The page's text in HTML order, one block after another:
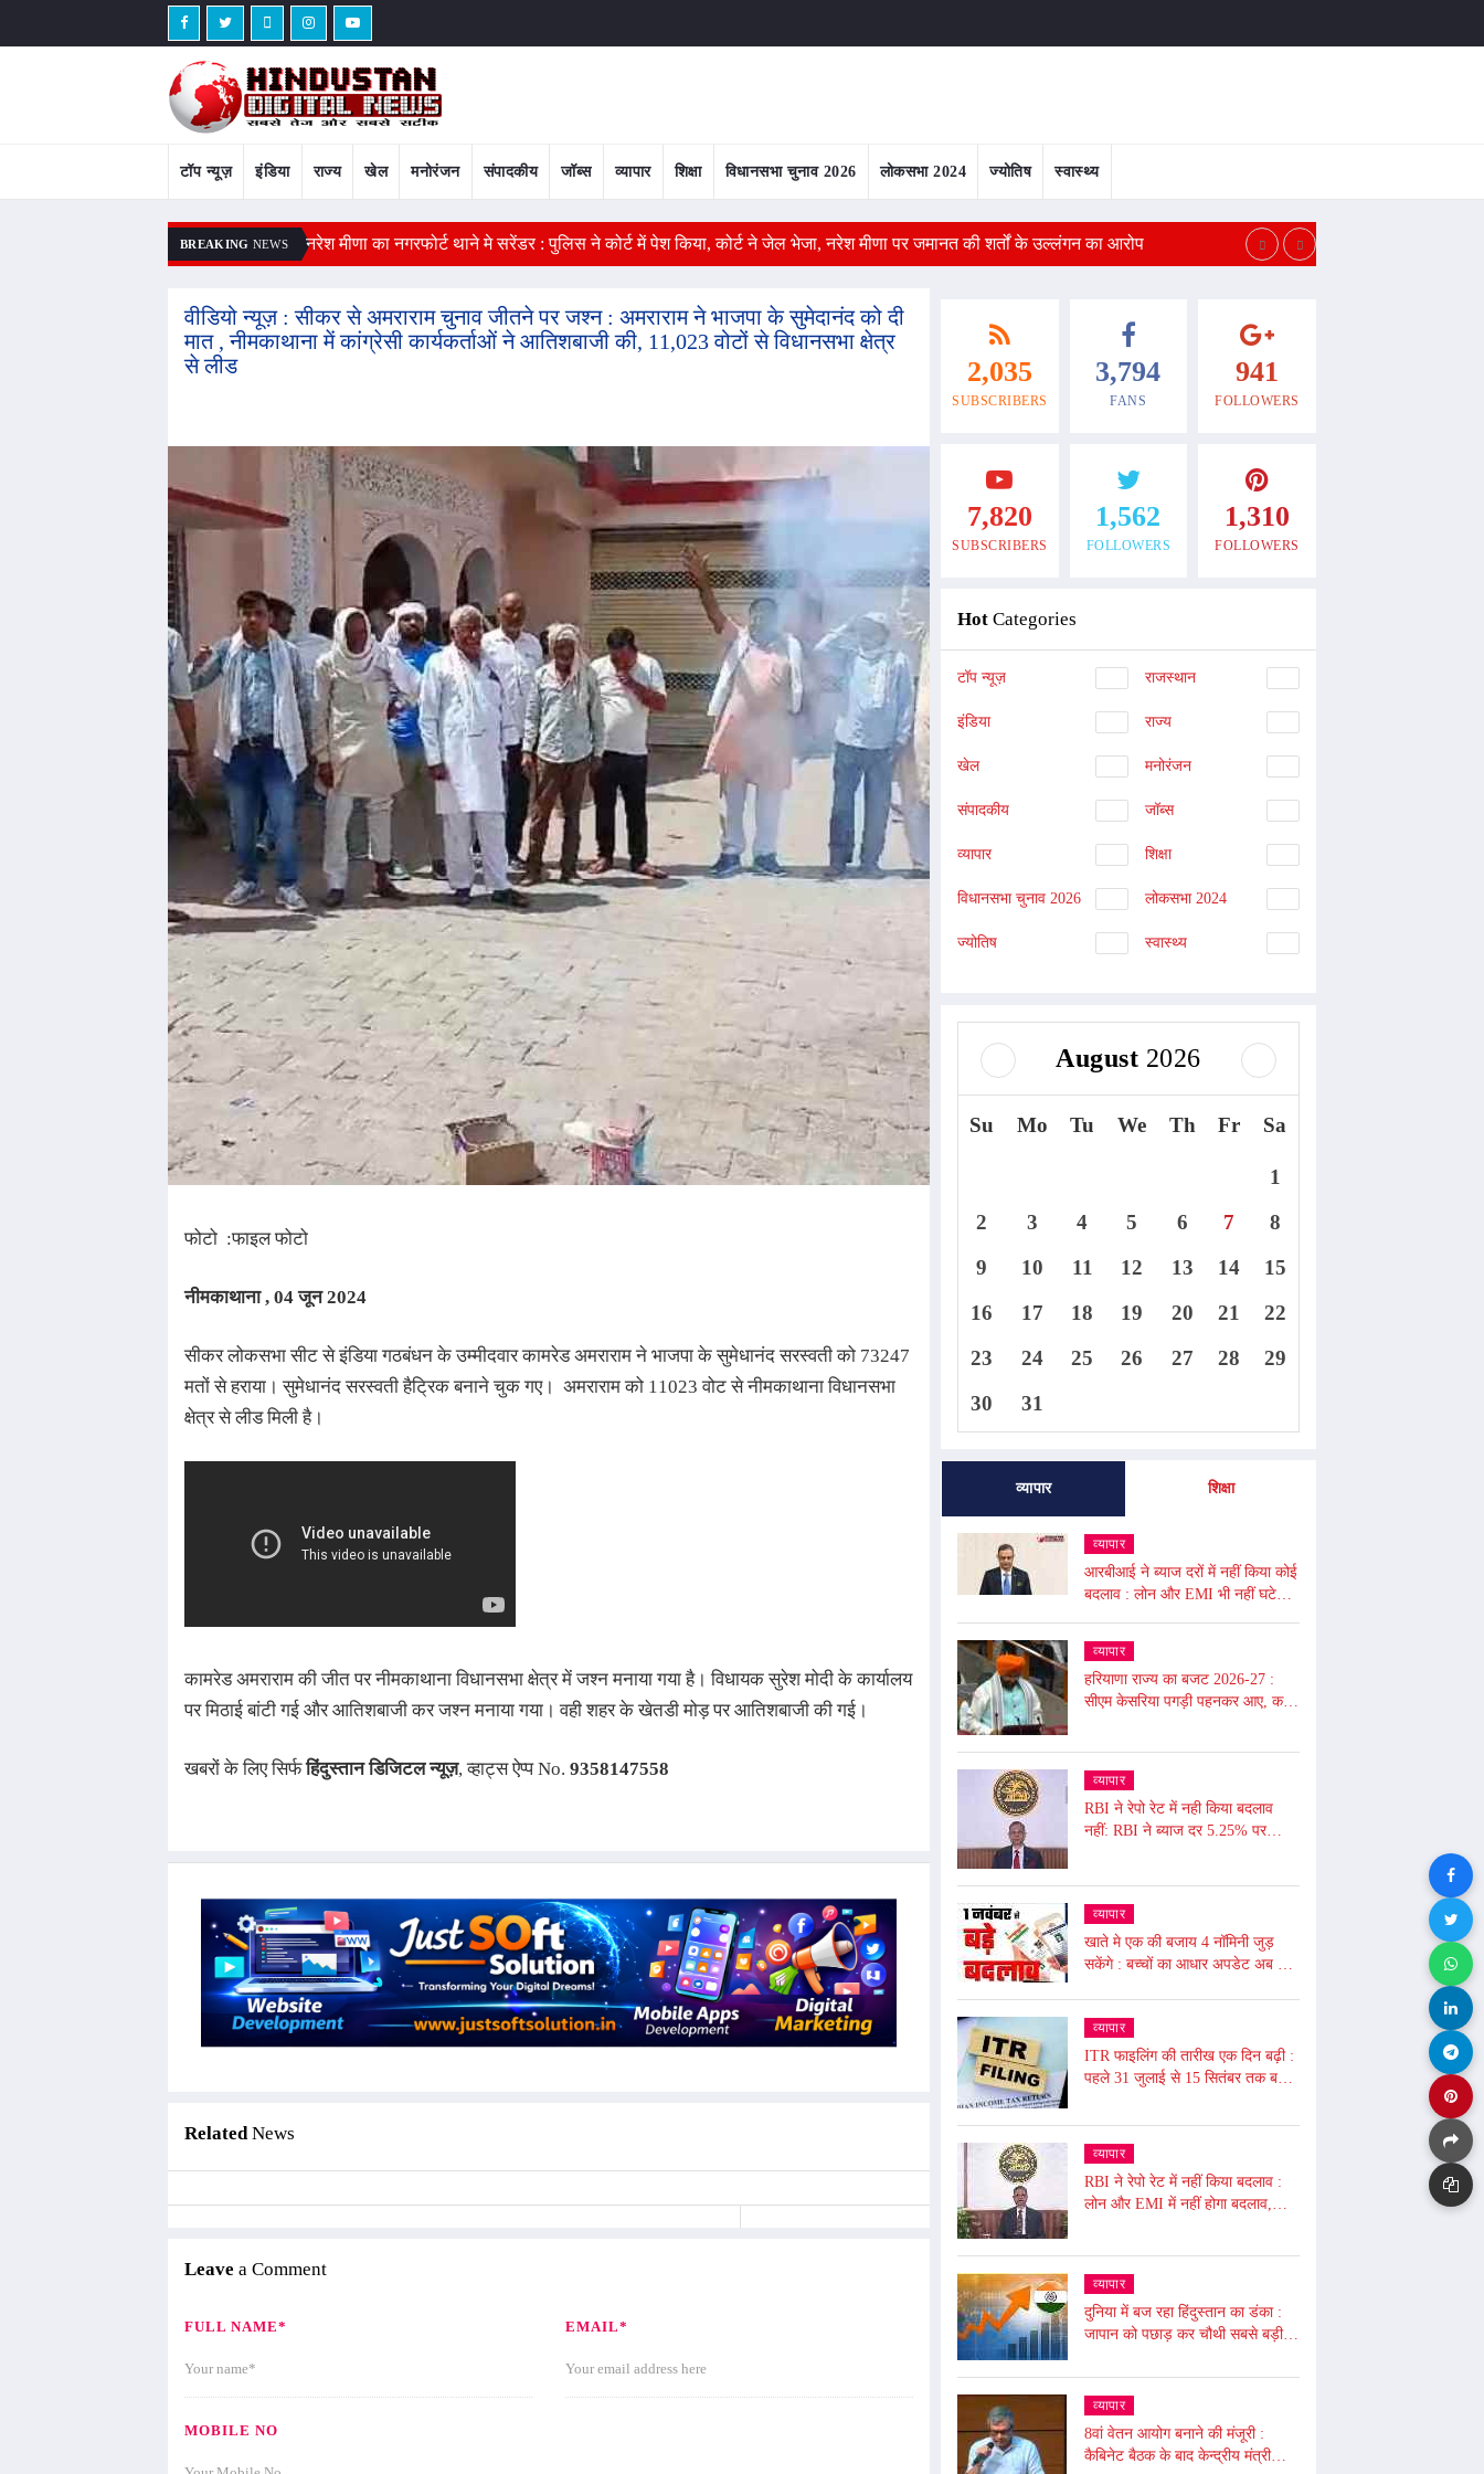
टॉप न्यूज़ इंडिया राज्य खेल मनोरंजन संपादकीय जॉब्स व्यापार शिक्षा विधानसभा चुनाव 2026 लोकसभा 2024 ज्योतिष स्वास्थ्य
BREAKING NEWS नरेश मीणा का नगरफोर्ट थाने मे सरेंडर : पुलिस ने कोर्ट में पेश किया, कोर्ट ने जेल भेजा, नरेश मीणा पर जमानत की शर्तों के उल्लंगन का आरोप
वीडियो न्यूज़ : सीकर से अमराराम चुनाव जीतने पर जश्न : अमराराम ने भाजपा के सुमेदानंद को दी
मात , नीमकाथाना में कांग्रेसी कार्यकर्ताओं ने आतिशबाजी की, 11,023 वोटों से विधानसभा क्षेत्र
से लीड
फोटो :फाइल फोटो
नीमकाथाना , 04 जून 2024
सीकर लोकसभा सीट से इंडिया गठबंधन के उम्मीदवार कामरेड अमराराम ने भाजपा के सुमेधानंद सरस्वती को 73247
मतों से हराया। सुमेधानंद सरस्वती हैट्रिक बनाने चुक गए।  अमराराम को 11023 वोट से नीमकाथाना विधानसभा
क्षेत्र से लीड मिली है।
कामरेड अमराराम की जीत पर नीमकाथाना विधानसभा क्षेत्र में जश्न मनाया गया है। विधायक सुरेश मोदी के कार्यालय
पर मिठाई बांटी गई और आतिशबाजी कर जश्न मनाया गया। वही शहर के खेतडी मोड़ पर आतिशबाजी की गई।
खबरों के लिए सिर्फहिंदुस्तान डिजिटल न्यूज़, व्हाट्स ऐप्प No. 9358147558
Related News
Leave a Comment
FULL NAME* EMAIL*
MOBILE NO
2,035
SUBSCRIBERS
3,794
FANS
941
FOLLOWERS
7,820
SUBSCRIBERS
1,562
FOLLOWERS
1,310
FOLLOWERS
Hot Categories
टॉप न्यूज़ राजस्थान
इंडिया राज्य
खेल मनोरंजन
संपादकीय जॉब्स
व्यापार शिक्षा
विधानसभा चुनाव 2026 लोकसभा 2024
ज्योतिष स्वास्थ्य
August 2026
Su Mo Tu We Th Fr Sa
1
2
3 4 5 6 7
8
9
10 11 12 13 14
15
16
17 18 19 20 21
22
23
24 25 26 27 28
29
30
31
व्यापार शिक्षा
व्यापार
आरबीआई ने ब्याज दरों में नहीं किया कोई
बदलाव : लोन और EMI भी नहीं घटेगी,
बाजार में उथल-पुथल के चलते महंगाई
बढ़ी
व्यापार
हरियाणा राज्य का बजट 2026-27 :
सीएम केसरिया पगड़ी पहनकर आए, कहा
व्यापार
RBI ने रेपो रेट में नही किया बदलाव
नहीं: RBI ने ब्याज दर 5.25% पर
व्यापार
खाते मे एक की बजाय 4 नॉमिनी जुड़
सकेंगे : बच्चों का आधार अपडेट अब होगा
व्यापार
ITR फाइलिंग की तारीख एक दिन बढ़ी :
पहले 31 जुलाई से 15 सितंबर तक बढ़ाई
घंटे बंद रहेगा पोर्टल बंद
व्यापार
RBI ने रेपो रेट में नहीं किया बदलाव :
लोन और EMI में नहीं होगा बदलाव,
व्यापार
दुनिया में बज रहा हिंदुस्तान का डंका :
जापान को पछाड़ कर चौथी सबसे बड़ी
अर्थव्यवस्था
व्यापार
8वां वेतन आयोग बनाने की मंजूरी :
कैबिनेट बैठक के बाद केन्द्रीय मंत्री